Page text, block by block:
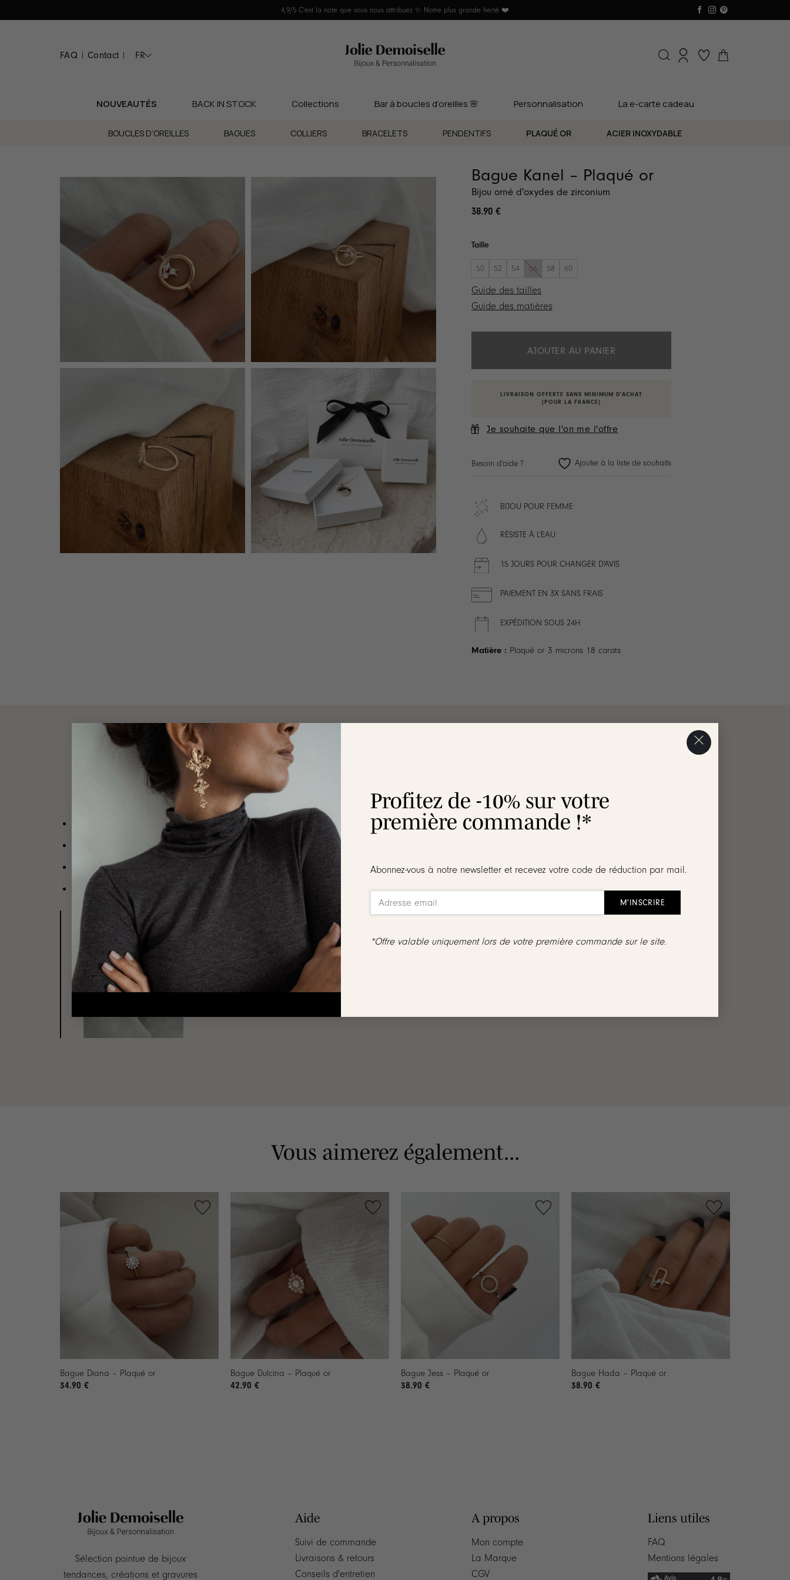
Profitez de -10% sur votre
première commande !*
Abonnez-vous à notre newsletter et recevez votre code de réduction par mail.
*Offre valable uniquement lors de votre première commande sur le site.
au
4,9/5 C'est la note que vous nous attribuez ✨ Notre plus grande fierté ❤️
FAQ | Contact | FR
NOUVEAUTÉS BACK IN STOCK Collections Bar à boucles d’oreilles 🌸 Personnalisation La e-carte cadeau
BOUCLES D’OREILLES BAGUES COLLIERS BRACELETS PENDENTIFS PLAQUÉ OR ACIER INOXYDABLE
Bague Kanel – Plaqué or
Bijou orné d'oxydes de zirconium
38.90 €
Taille
50 52 54 56 58 60
Guide des tailles
Guide des matières
AJOUTER AU PANIER
LIVRAISON OFFERTE SANS MINIMUM D'ACHAT
(POUR LA FRANCE)
Je souhaite que l'on me l'offre
Besoin d'aide ? Ajouter à la liste de souhaits
BIJOU POUR FEMME
RÉSISTE À L'EAU
15 JOURS POUR CHANGER D'AVIS
PAIEMENT EN 3X SANS FRAIS
EXPÉDITION SOUS 24H
Matière : Plaqué or 3 microns 18 carats
DESCRIPTION
Bague cercle en plaqué or 3 microns 18 carats
Ce bijou se compose d’un anneau fin, monté d’une pièce en forme de cercle ajouré, orné à l’intérieur de trois petits oxydes de zirconium
Diamètre du cercle de la bague
: 1.2 cm
Tailles disponibles pour ce bijou : 50, 52, 54, 56, 58 et 60
Découvrez le bracelet Kanel en plaqué or 3 microns 18 carats de la même collection :
Vous aimerez également...
Bague Diana – Plaqué or
34.90 €
Bague Dulcina – Plaqué or
42.90 €
Bague Jess – Plaqué or
38.90 €
Bague Hada – Plaqué or
38.90 €
Sélection pointue de bijoux
tendances, créations et gravures
Aide
Suivi de commande
Livraisons & retours
Conseils d'entretien
A propos
Mon compte
La Marque
CGV
Liens utiles
FAQ
Mentions légales